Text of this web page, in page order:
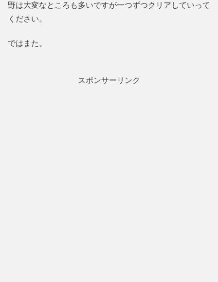
野は大変なところも多いですが一つずつクリアしていって
ください。
ではまた。
スポンサーリンク